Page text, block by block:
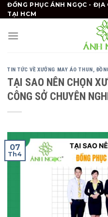
Skip
to
ĐỒNG PHỤC ÁNH NGỌC - ĐỊA
TẠI HCM
TIN TỨC VỀ XƯỞNG MAY ÁO THUN,
TẠI SAO NÊN CHỌN
CÔNG SỞ CHUYÊN
07
Th4